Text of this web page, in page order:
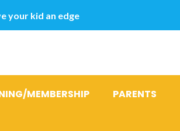
your kid an edge
MEMBERSHIP PARENTS